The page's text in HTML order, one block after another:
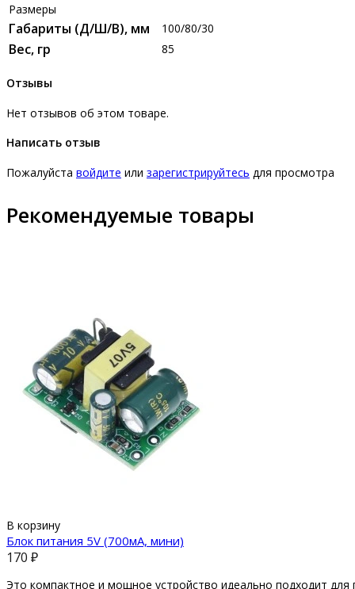
Размеры
Габариты (Д/Ш/В), мм 100/80/30
Вес, гр 85
Отзывы
Нет отзывов об этом товаре.
Написать отзыв
Пожалуйста войдите или зарегистрируйтесь для просмотра
Рекомендуемые товары
В корзину
Блок питания 5V (700мА, мини)
170 ₽
Это компактное и мощное устройство идеально подходит для